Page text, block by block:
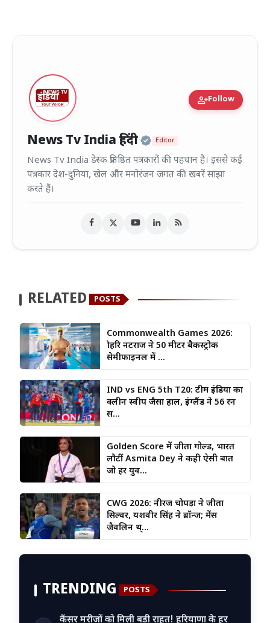
person_addFollow
News Tv India हिंदी Official | Verified
Editor
News Tv India डेस्क प्रतिष्ठित पत्रकारों की पहचान है। इससे कई
पत्रकार देश-दुनिया, खेल और मनोरंजन जगत की खबरें साझा
करते हैं।
RELATED POSTS
Commonwealth Games 2026:
श्रीहरि नटराज ने 50 मीटर बैकस्ट्रोक
सेमीफाइनल में ...
IND vs ENG 5th T20: टीम इंडिया का
क्लीन स्वीप जैसा हाल, इंग्लैंड ने 56 रन
स...
Golden Score में जीता गोल्ड, भारत
लौटीं Asmita Dey ने कही ऐसी बात
जो हर युव...
CWG 2026: नीरज चोपड़ा ने जीता
सिल्वर, यशवीर सिंह ने ब्रॉन्ज; मेंस
जैवलिन थ्...
TRENDING POSTS
कैंसर मरीजों को मिली बड़ी राहत! हरियाणा के हर